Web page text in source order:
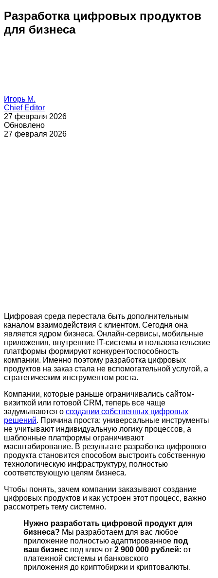
Разработка цифровых продуктов
для бизнеса
Игорь М.
Chief Editor
27 февраля 2026
Обновлено
27 февраля 2026
Цифровая среда перестала быть дополнительным
каналом взаимодействия с клиентом. Сегодня она
является ядром бизнеса. Онлайн-сервисы, мобильные
приложения, внутренние IT-системы и пользовательские
платформы формируют конкурентоспособность
компании. Именно поэтому разработка цифровых
продуктов на заказ стала не вспомогательной услугой, а
стратегическим инструментом роста.
Компании, которые раньше ограничивались сайтом-
визиткой или готовой CRM, теперь все чаще
задумываются о создании собственных цифровых
решений. Причина проста: универсальные инструменты
не учитывают индивидуальную логику процессов, а
шаблонные платформы ограничивают
масштабирование. В результате разработка цифрового
продукта становится способом выстроить собственную
технологическую инфраструктуру, полностью
соответствующую целям бизнеса.
Чтобы понять, зачем компании заказывают создание
цифровых продуктов и как устроен этот процесс, важно
рассмотреть тему системно.
Нужно разработать цифровой продукт для
бизнеса? Мы разработаем для вас любое
приложение полностью адаптированное под
ваш бизнес под ключ от 2 900 000 рублей: от
платежной системы и банковского
приложения до криптобиржи и криптовалюты.